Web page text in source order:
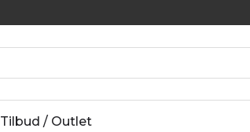
Tilbud / Outlet